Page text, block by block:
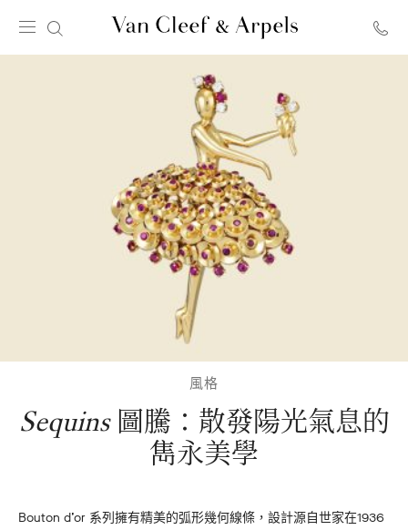
&
Arpels
梵
克
雅
寶
主
頁
風格
Sequins 圖騰：散發陽光氣息的
雋永美學
Bouton d’or 系列擁有精美的弧形幾何線條，設計源自世家在1936